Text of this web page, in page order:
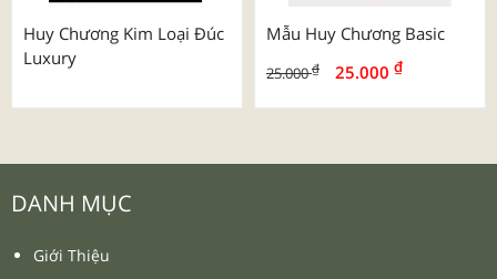
Huy Chương Kim Loại Đúc
Luxury
Mẫu Huy Chương Basic
25.000₫ 25.000 ₫
DANH MỤC
Giới Thiệu